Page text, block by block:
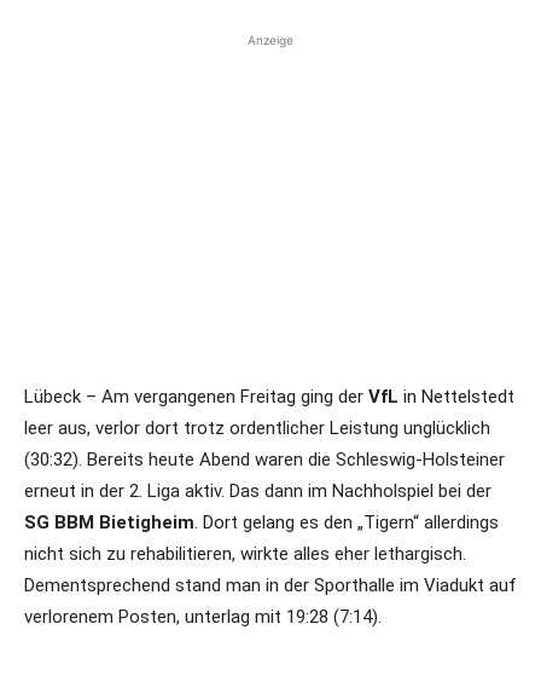
Anzeige
Lübeck – Am vergangenen Freitag ging der VfL in Nettelstedt
leer aus, verlor dort trotz ordentlicher Leistung unglücklich
(30:32). Bereits heute Abend waren die Schleswig-Holsteiner
erneut in der 2. Liga aktiv. Das dann im Nachholspiel bei der
SG BBM Bietigheim. Dort gelang es den „Tigern“ allerdings
nicht sich zu rehabilitieren, wirkte alles eher lethargisch.
Dementsprechend stand man in der Sporthalle im Viadukt auf
verlorenem Posten, unterlag mit 19:28 (7:14).